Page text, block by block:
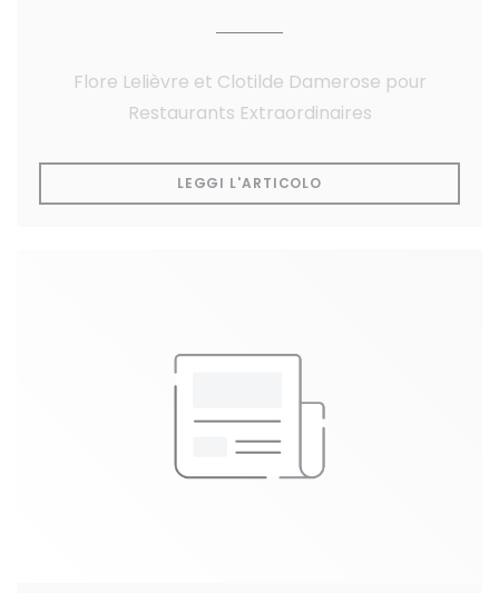
Flore Lelièvre et Clotilde Damerose pour
Restaurants Extraordinaires
LEGGI L'ARTICOLO